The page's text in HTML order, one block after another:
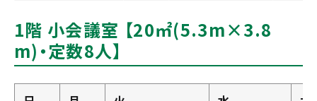
1階 小会議室 【20㎡(5.3m×3.8
m)・定数8人】